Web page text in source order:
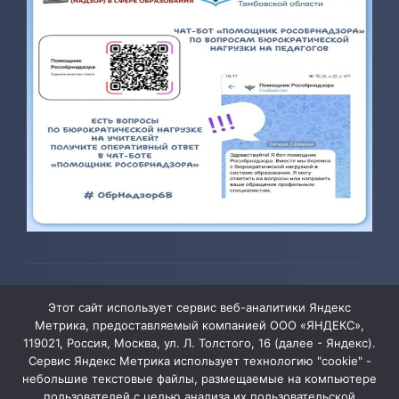
юношества»
Администрация сайта уведомляет, что информация,
Этот сайт использует сервис веб-аналитики Яндекс
Метрика, предоставляемый компанией ООО «ЯНДЕКС»,
119021, Россия, Москва, ул. Л. Толстого, 16 (далее - Яндекс).
Сервис Яндекс Метрика использует технологию "cookie" -
небольшие текстовые файлы, размещаемые на компьютере